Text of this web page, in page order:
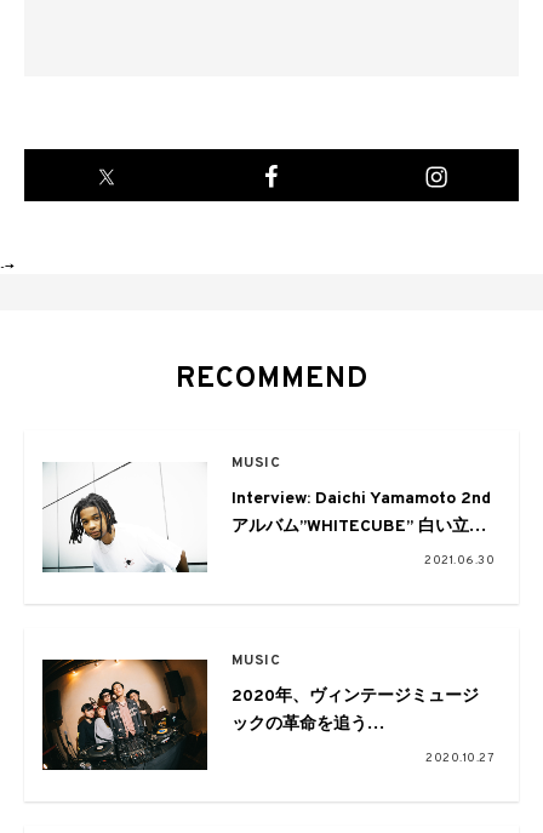
-->
RECOMMEND
MUSIC
Interview: Daichi Yamamoto 2nd
アルバム”WHITECUBE” 白い立方
2021.06.30
MUSIC
2020年、ヴィンテージミュージ
ックの革命を追う
2020.10.27